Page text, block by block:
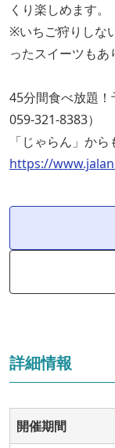
くり楽しめます。
※いちご狩りしな
ったスイーツもあ
45分間食べ放題！
059-321-8383）
「じゃらん」から
https://
詳細情報
開催期間